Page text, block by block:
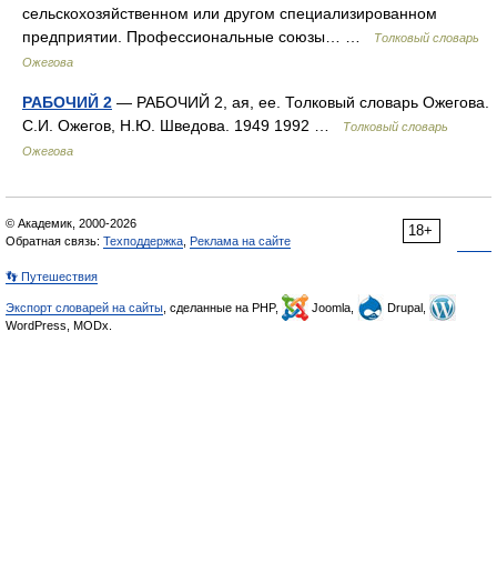
сельскохозяйственном или другом специализированном
предприятии. Профессиональные союзы… …
Толковый словарь
Ожегова
РАБОЧИЙ 2 — РАБОЧИЙ 2, ая, ее. Толковый словарь Ожегова.
С.И. Ожегов, Н.Ю. Шведова. 1949 1992 …
Толковый словарь
Ожегова
18+
© Академик, 2000-2026
Обратная связь: Техподдержка Реклама на сайте
👣 Путешествия
Экспорт словарей на сайты , сделанные на PHP, Joomla,
Drupal,
WordPress, MODx.